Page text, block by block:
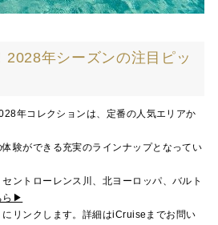
2028年シーズンの注目ピッ
年コレクションは、定番の人気エリアか
験ができる充実のラインナップとなってい
ントローレンス川、北ヨーロッパ、バルト
ら▶
リンクします。詳細はiCruise までお問い